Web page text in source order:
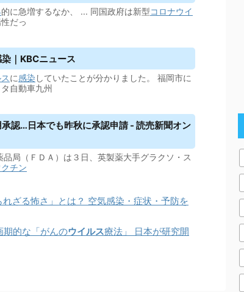
的に急増するなか、 ... 同国政府は新型コロナウイ
だっ
染｜KBCニュース
に感染 していたことが分かりました。 福岡市に
自動車九州
認…日本でも昨秋に承認申請 - 読売新聞オン
品局（ＦＤＡ）は３日、英製薬大手グラクソ・ス
クチン
ざる怖さ」とは？ 空気感染・症状・予防を
期的な「がんのウイルス療法」 日本が研究開